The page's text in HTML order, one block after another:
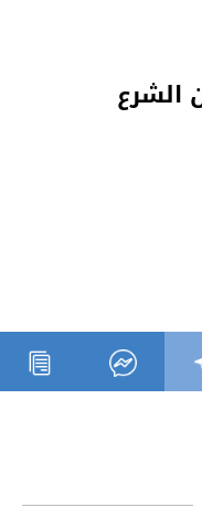
الشرع